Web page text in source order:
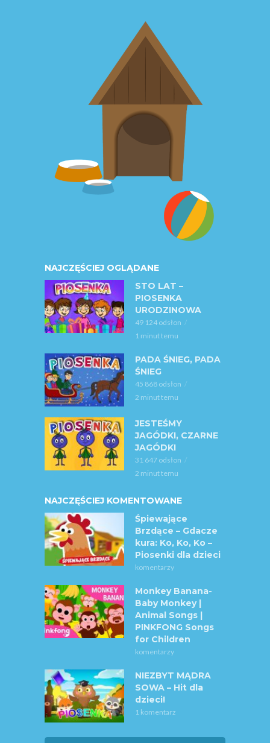
NAJCZĘŚCIEJ OGLĄDANE
STO LAT –
PIOSENKA
URODZINOWA
49 124 odsłon
1 minut temu
PADA ŚNIEG, PADA
ŚNIEG
45 868 odsłon
2 minut temu
JESTEŚMY
JAGÓDKI, CZARNE
JAGÓDKI
31 647 odsłon
2 minut temu
NAJCZĘŚCIEJ KOMENTOWANE
Śpiewające
Brzdące – Gdacze
kura: Ko, Ko, Ko –
Piosenki dla dzieci
komentarzy
Monkey Banana-
Baby Monkey |
Animal Songs |
PINKFONG Songs
for Children
komentarzy
NIEZBYT MĄDRA
SOWA – Hit dla
dzieci!
1 komentarz